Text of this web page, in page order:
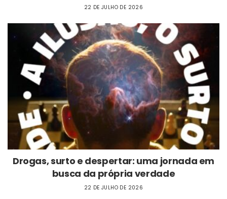
22 DE JULHO DE 2026
Drogas, surto e despertar: uma jornada em
busca da própria verdade
22 DE JULHO DE 2026